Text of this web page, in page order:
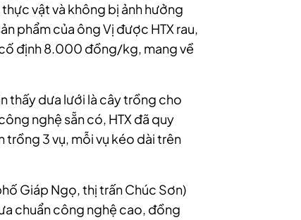
vật và không bị ảnh hưởng
phẩm của ông Vị được HTX rau,
định 8.000 đồng/kg, mang về
thấy dưa lưới là cây trồng cho
nghệ sẵn có, HTX đã quy
trồng 3 vụ, mỗi vụ kéo dài trên
Giáp Ngọ, thị trấn Chúc Sơn)
chuẩn công nghệ cao, đồng